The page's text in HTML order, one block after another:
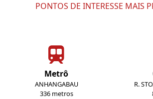
PONTOS DE INTERESSE MAIS
Metrô
ANHANGABAU
336 metros
R.